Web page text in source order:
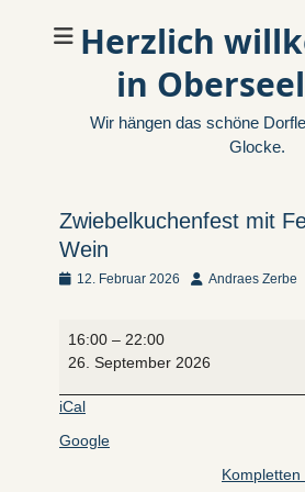
Herzlich
in
Wir hängen das schöne
Glocke.
Zwiebelkuchenfest mit
Wein
Veröffentlicht
12. Februar 2026 AutorAndraes Zerbe
Federweißer
&
16:00 – 22:00
26. September 2026
iCal
Google